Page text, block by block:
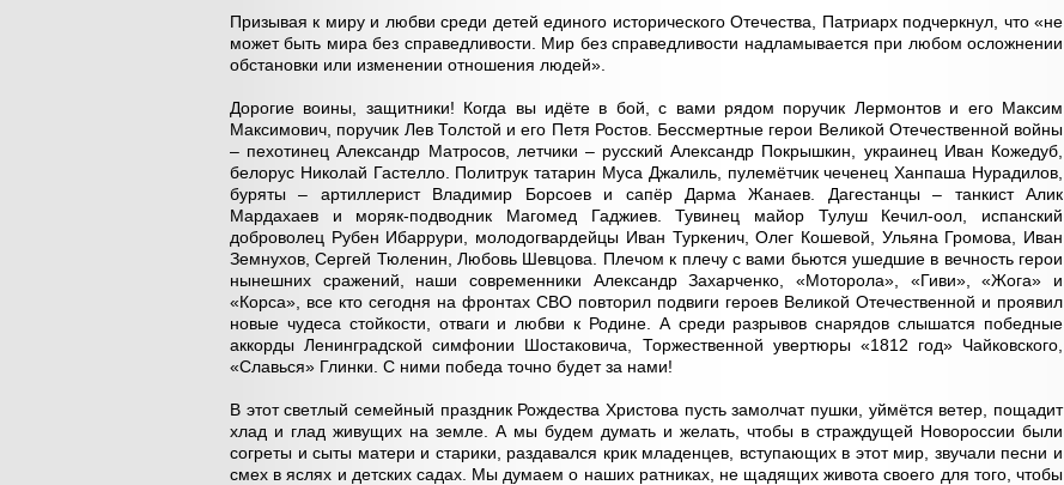
Призывая к миру и любви среди детей единого исторического Отечества, Патриарх подчеркнул, что «не
может быть мира без справедливости. Мир без справедливости надламывается при любом осложнении
обстановки или изменении отношения людей».
Дорогие воины, защитники! Когда вы идёте в бой, с вами рядом поручик Лермонтов и его Максим
Максимович, поручик Лев Толстой и его Петя Ростов. Бессмертные герои Великой Отечественной войны
– пехотинец Александр Матросов, летчики – русский Александр Покрышкин, украинец Иван Кожедуб,
белорус Николай Гастелло. Политрук татарин Муса Джалиль, пулемётчик чеченец Ханпаша Нурадилов,
буряты – артиллерист Владимир Борсоев и сапёр Дарма Жанаев. Дагестанцы – танкист Алик
Мардахаев и моряк-подводник Магомед Гаджиев. Тувинец майор Тулуш Кечил-оол, испанский
доброволец Рубен Ибаррури, молодогвардейцы Иван Туркенич, Олег Кошевой, Ульяна Громова, Иван
Земнухов, Сергей Тюленин, Любовь Шевцова. Плечом к плечу с вами бьются ушедшие в вечность герои
нынешних сражений, наши современники Александр Захарченко, «Моторола», «Гиви», «Жога» и
«Корса», все кто сегодня на фронтах СВО повторил подвиги героев Великой Отечественной и проявил
новые чудеса стойкости, отваги и любви к Родине. А среди разрывов снарядов слышатся победные
аккорды Ленинградской симфонии Шостаковича, Торжественной увертюры «1812 год» Чайковского,
«Славься» Глинки. С ними победа точно будет за нами!
В этот светлый семейный праздник Рождества Христова пусть замолчат пушки, уймётся ветер, пощадит
хлад и глад живущих на земле. А мы будем думать и желать, чтобы в страждущей Новороссии были
согреты и сыты матери и старики, раздавался крик младенцев, вступающих в этот мир, звучали песни и
смех в яслях и детских садах. Мы думаем о наших ратниках, не щадящих живота своего для того, чтобы